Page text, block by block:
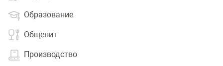
Образование
Общепит
Производство